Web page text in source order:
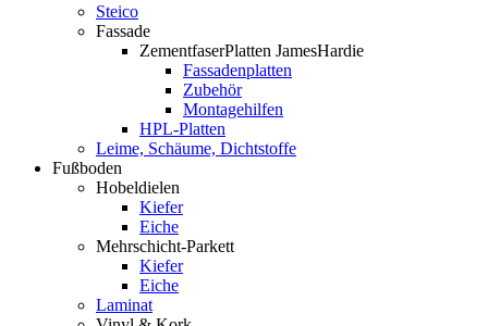
Steico
Fassade
ZementfaserPlatten JamesHardie
Fassadenplatten
Zubehör
Montagehilfen
HPL-Platten
Leime, Schäume, Dichtstoffe
Fußboden
Hobeldielen
Kiefer
Eiche
Mehrschicht-Parkett
Kiefer
Eiche
Laminat